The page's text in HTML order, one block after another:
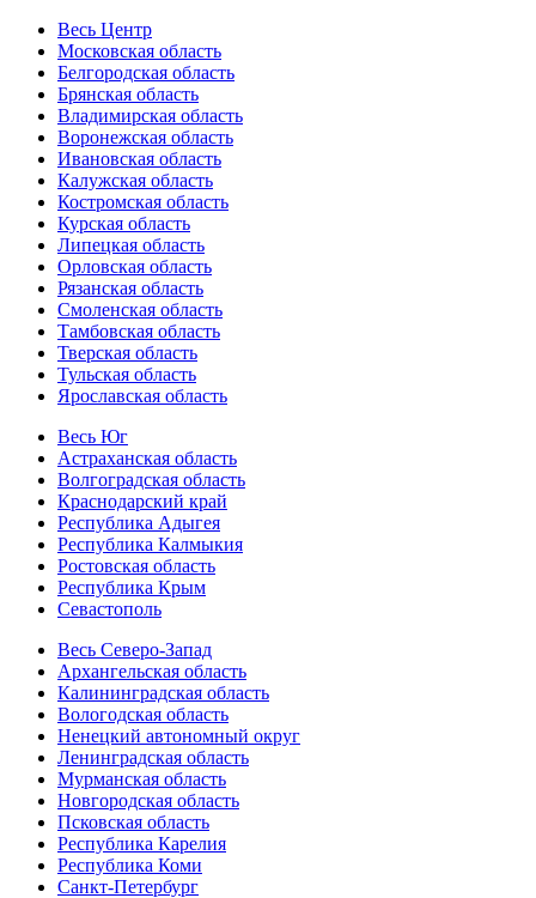
Весь Центр
Московская область
Белгородская область
Брянская область
Владимирская область
Воронежская область
Ивановская область
Калужская область
Костромская область
Курская область
Липецкая область
Орловская область
Рязанская область
Смоленская область
Тамбовская область
Тверская область
Тульская область
Ярославская область
Весь Юг
Астраханская область
Волгоградская область
Краснодарский край
Республика Адыгея
Республика Калмыкия
Ростовская область
Республика Крым
Севастополь
Весь Северо-Запад
Архангельская область
Калининградская область
Вологодская область
Ненецкий автономный округ
Ленинградская область
Мурманская область
Новгородская область
Псковская область
Республика Карелия
Республика Коми
Санкт-Петербург